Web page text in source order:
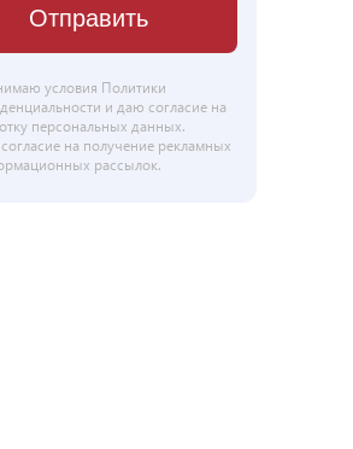
Отправить
условия Политики
и даю согласие на
персональных данных.
согласие на получение рекламных
рассылок.